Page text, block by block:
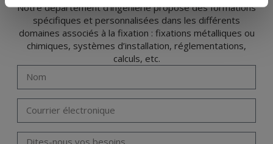
Notre département d’ingénierie propose des formations
spécifiques et personnalisées dans les différents
domaines associés à la fixation : fixations métalliques ou
chimiques, systèmes d’installation, réglementations,
calculs, etc.